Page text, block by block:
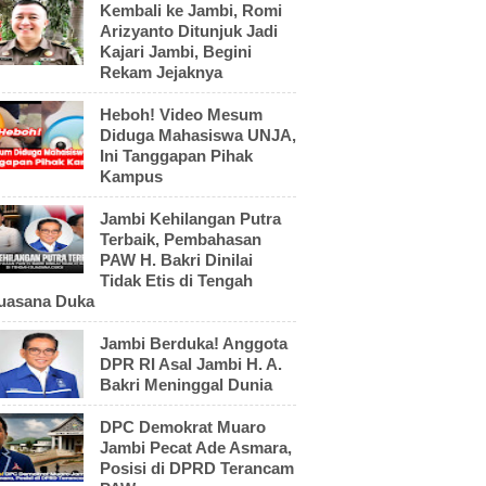
Kembali ke Jambi, Romi
Arizyanto Ditunjuk Jadi
Kajari Jambi, Begini
Rekam Jejaknya
Heboh! Video Mesum
Diduga Mahasiswa UNJA,
Ini Tanggapan Pihak
Kampus
Jambi Kehilangan Putra
Terbaik, Pembahasan
PAW H. Bakri Dinilai
Tidak Etis di Tengah
Duka
Jambi Berduka! Anggota
DPR RI Asal Jambi H. A.
Bakri Meninggal Dunia
DPC Demokrat Muaro
Jambi Pecat Ade Asmara,
Posisi di DPRD Terancam